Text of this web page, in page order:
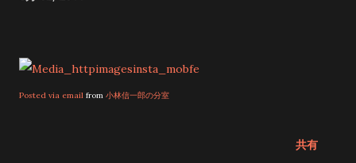
ずっと気になっていた天岩戸神社へお参りに行ってきました。
天孫降臨の地であり、高千穂峡でも有名なこの場所は、多くの
ご神体は、「天岩戸」と呼ばれる岩の洞窟です。日本神話で、
Posted via email from 小林信一郎の分室
共有